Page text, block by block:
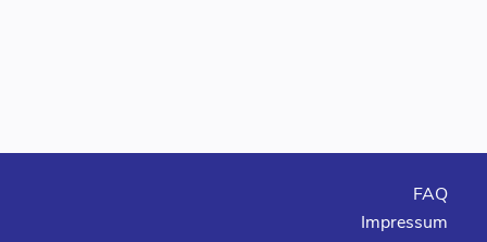
FAQ
Impressum